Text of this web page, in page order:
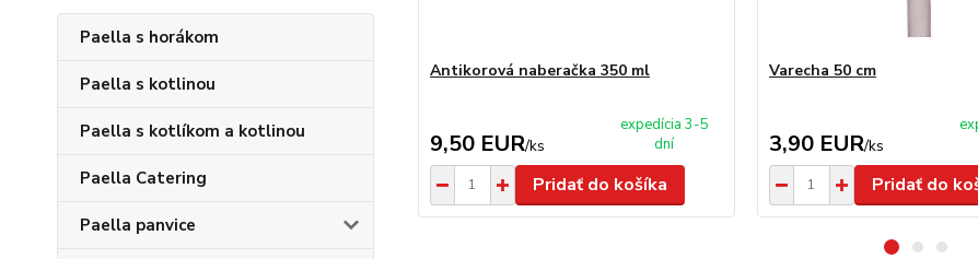
Paella s horákom
Paella s kotlinou
Paella s kotlíkom a kotlinou
Paella Catering
Paella panvice
Antikorová naberačka 350 ml
9,50 EUR/ks
expedícia 3-5
dní
Pridať do košíka
Varecha 50 cm
3,90 EUR/ks
Pridať do